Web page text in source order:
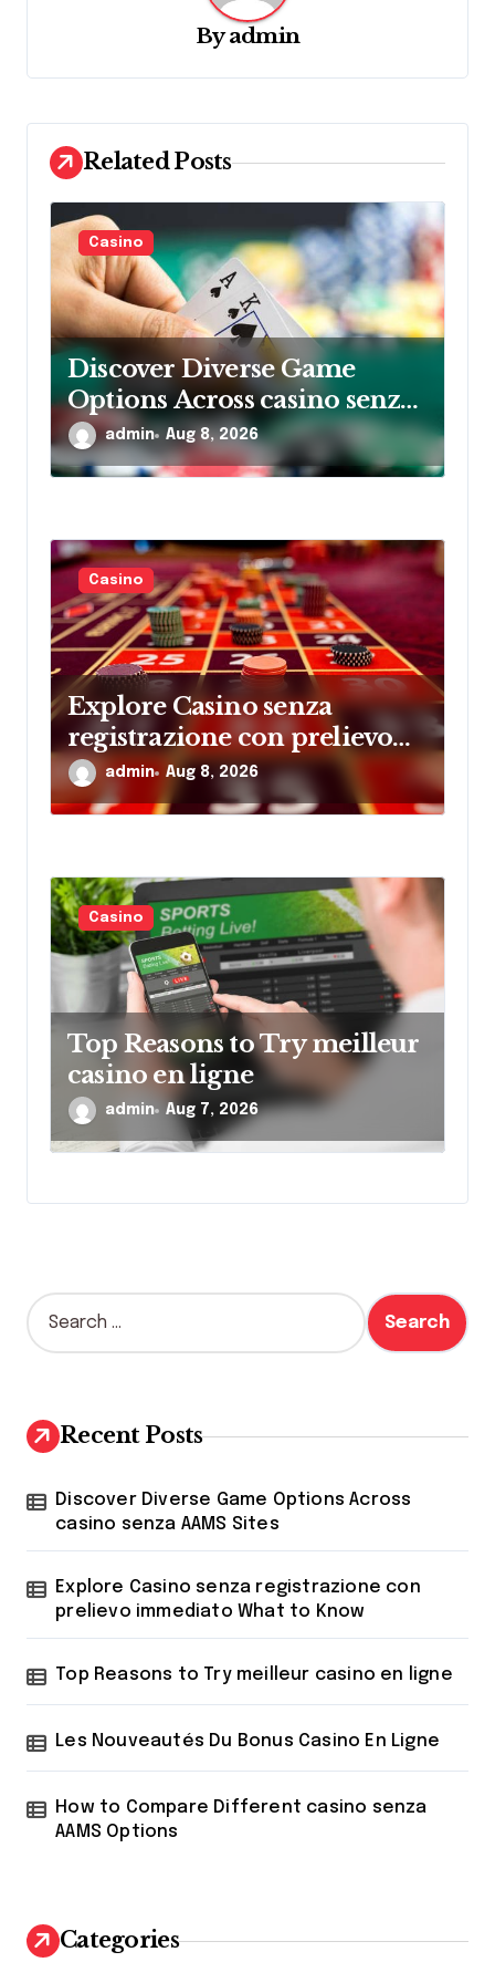
a
i
o
n
Byadmin
Related Posts
Casino
Discover Diverse Game
Options Across casino senza
AAMS Sites
admin Aug 8, 2026
Casino
Explore Casino senza
registrazione con prelievo
immediato What to Know
admin Aug 8, 2026
Casino
Top Reasons to Try meilleur
casino en ligne
admin Aug 7, 2026
S
e
h
f
r
Recent Posts
Discover Diverse Game Options Across
casino senza AAMS Sites
Explore Casino senza registrazione con
prelievo immediato What to Know
Top Reasons to Try meilleur casino en ligne
Les Nouveautés Du Bonus Casino En Ligne
How to Compare Different casino senza
AAMS Options
Categories